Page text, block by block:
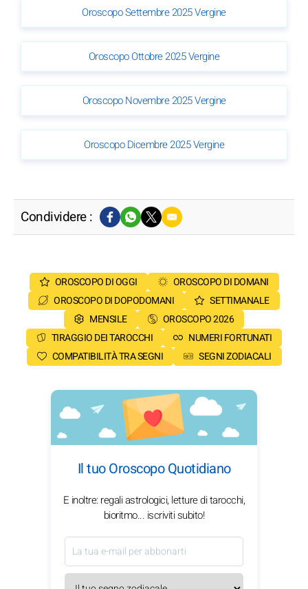
Oroscopo Settembre 2025 Vergine
Oroscopo Ottobre 2025 Vergine
Oroscopo Novembre 2025 Vergine
Oroscopo Dicembre 2025 Vergine
Condividere :
OROSCOPO DI OGGI
OROSCOPO DI DOMANI
OROSCOPO DI DOPODOMANI
SETTIMANALE
MENSILE
OROSCOPO 2026
TIRAGGIO DEI TAROCCHI
NUMERI FORTUNATI
COMPATIBILITÀ TRA SEGNI
SEGNI ZODIACALI
Il tuo Oroscopo Quotidiano
E inoltre: regali astrologici, letture di tarocchi,
bioritmo... iscriviti subito!